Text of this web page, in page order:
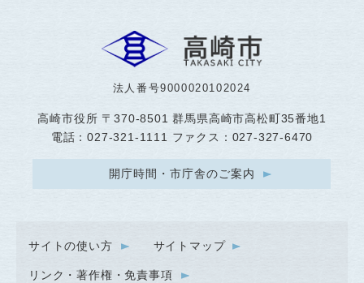
法人番号9000020102024
高崎市役所 〒370-8501 群馬県高崎市高松町35番地1
電話：027-321-1111 ファクス：027-327-6470
開庁時間・市庁舎のご案内
サイトの使い方 サイトマップ
リンク・著作権・免責事項